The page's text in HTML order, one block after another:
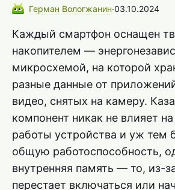
Герман Вологжанин∙03.10.2024
Каждый смартфон оснащен
накопителем —
микросхемой, на которой
разные данные от
видео, снятых на камеру.
компонент никак не влияет
работы устройства и уж тем
общую работоспособность,
внутренняя память — то, из-
перестает включаться или